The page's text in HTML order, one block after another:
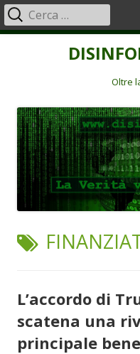
Oltre
Menu
principale
Ricerca
per:
TAG:
L’accordo di
scatena una
principale